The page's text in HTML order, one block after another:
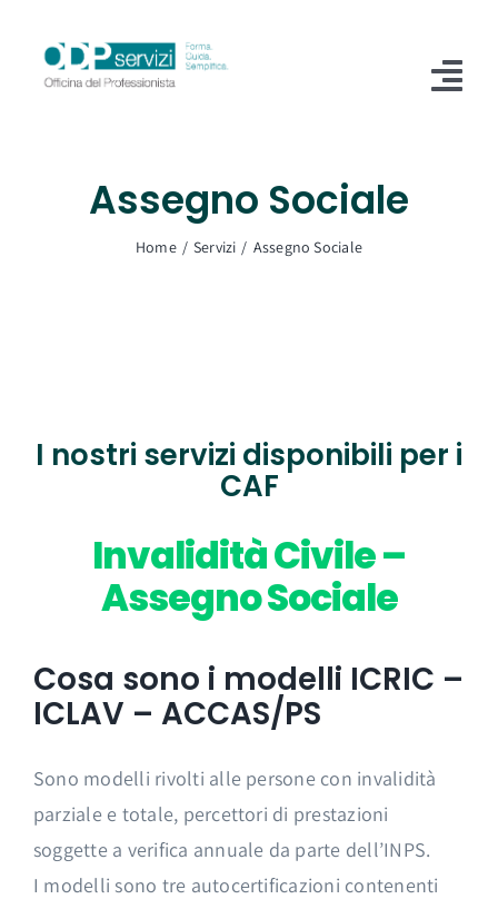
contenuto
Chi Siamo
Blog
Assegno Sociale
Home Servizi Assegno Sociale
I nostri servizi disponibili per i
CAF
Invalidità Civile –
Assegno Sociale
Cosa sono i modelli ICRIC –
ICLAV – ACCAS/PS
Sono modelli rivolti alle persone con invalidità
parziale e totale, percettori di prestazioni
soggette a verifica annuale da parte dell’INPS.
I modelli sono tre autocertificazioni contenenti